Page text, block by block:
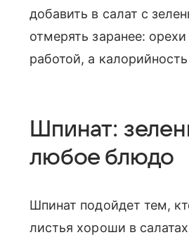
добавить в салат с
отмерять заранее:
работой, а
Шпинат:
любое блюдо
Шпинат подойдет тем,
листья хороши в